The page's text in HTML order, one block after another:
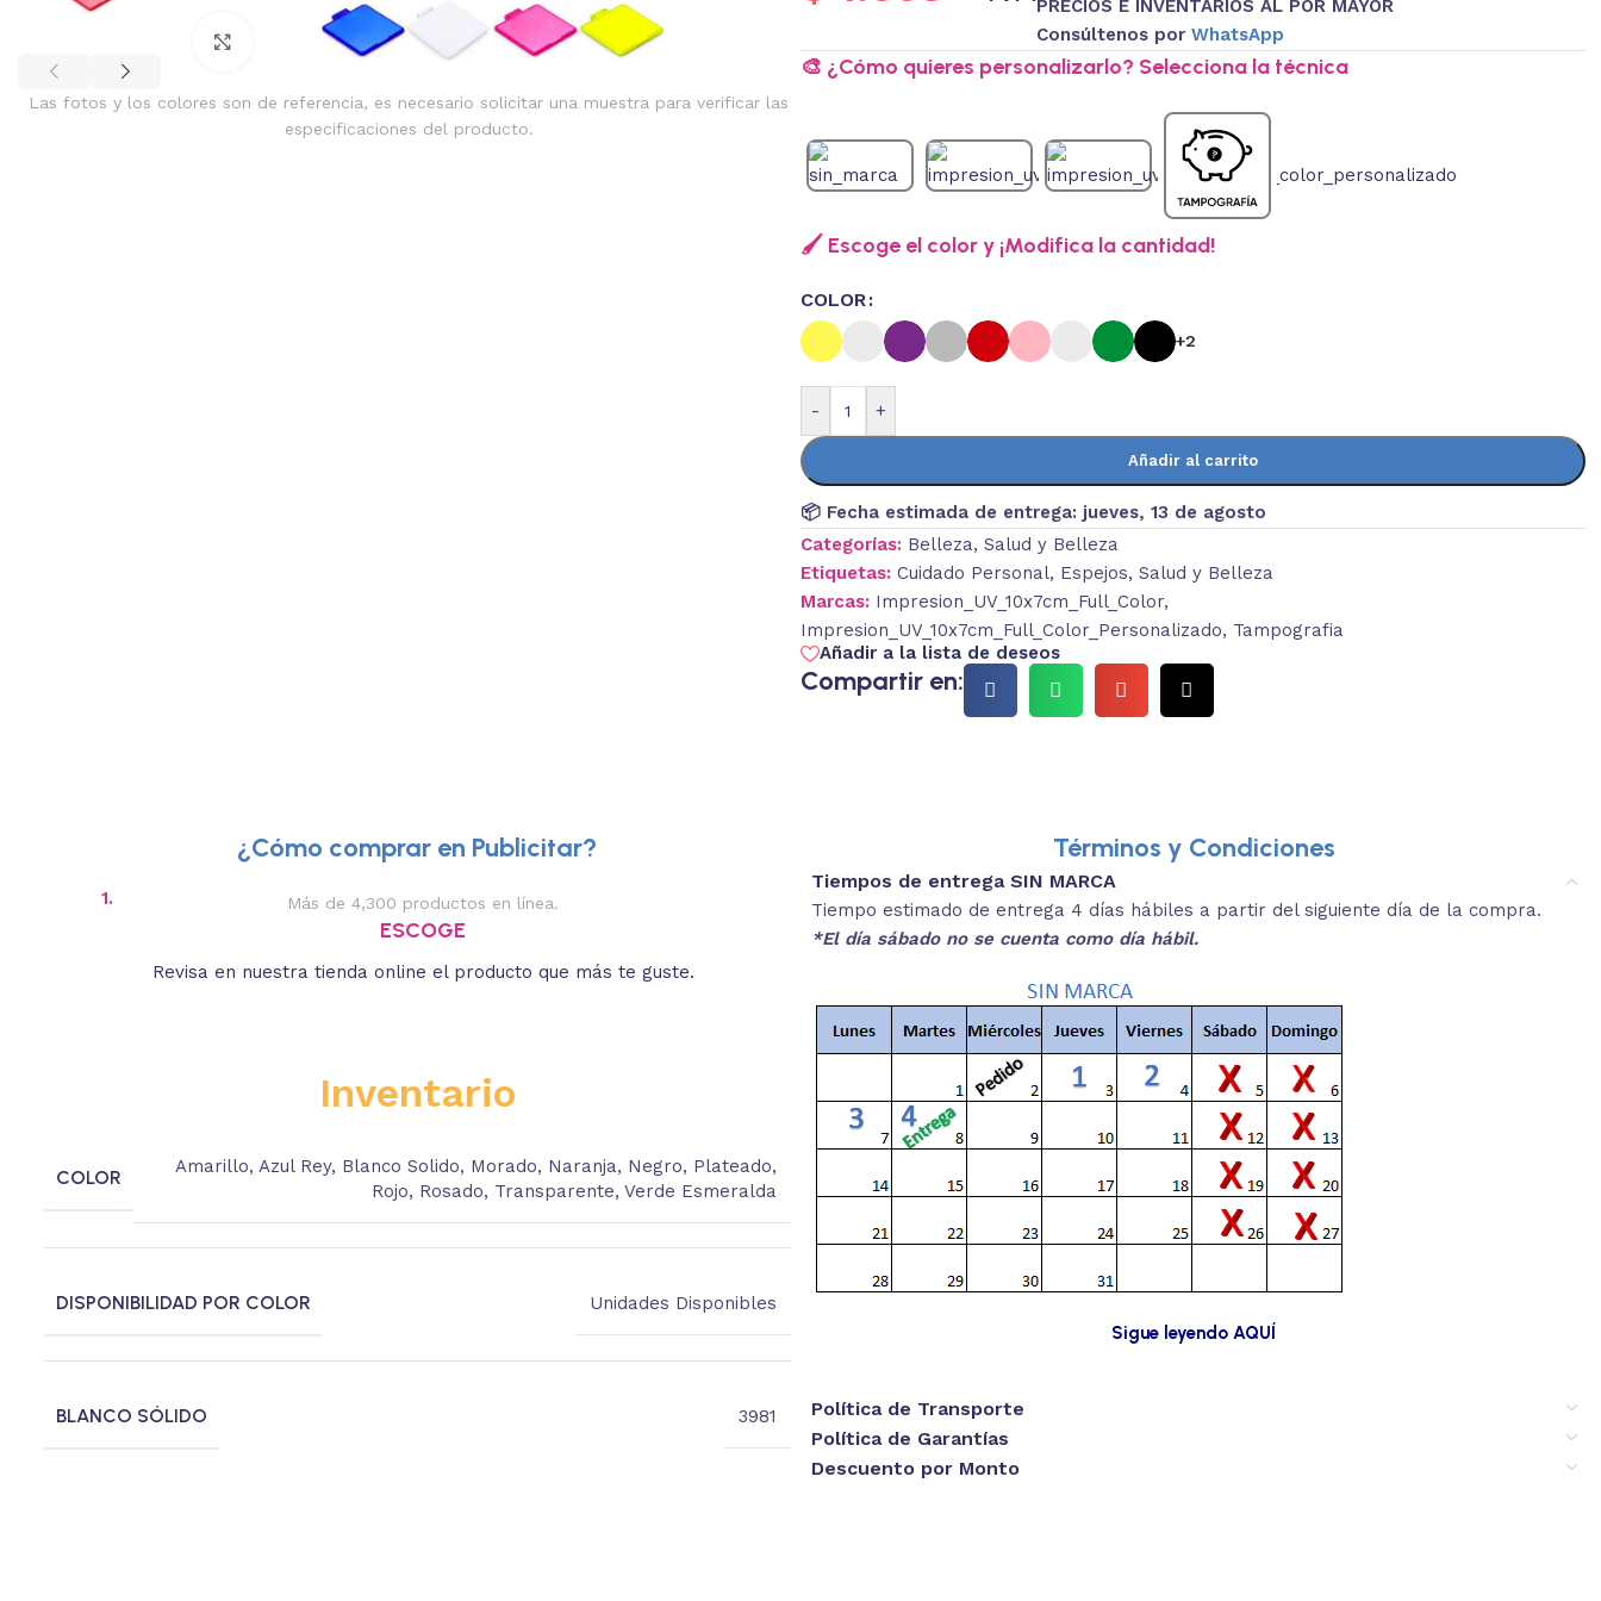
Clic para ampliar
Las fotos y los colores son de referencia, es necesario solicitar una muestra para verificar las
especificaciones del producto.
PRECIOS E INVENTARIOS AL POR MAYOR
Consúltenos por WhatsApp
🎨 ¿Cómo quieres personalizarlo? Selecciona la técnica
🖌️ Escoge el color y ¡Modifica la cantidad!
COLOR
+2
- +
Añadir al carrito
📦 Fecha estimada de entrega: jueves, 13 de agosto
Categorías: Belleza, Salud y Belleza
Etiquetas: Cuidado Personal, Espejos, Salud y Belleza
Marcas: Impresion_UV_10x7cm_Full_Color,
Impresion_UV_10x7cm_Full_Color_Personalizado, Tampografia
Añadir a la lista de deseos
Compartir en:
¿Cómo comprar en Publicitar?
1. Más de 4,300 productos en línea.
ESCOGE
Revisa en nuestra tienda online el producto que más te guste.
Descripciones breves y medidas aproximadas.
REVISA
estás buscando.
3.
Inventario
COLOR
Amarillo, Azul Rey, Blanco Solido, Morado, Naranja, Negro, Plateado,
Rojo, Rosado, Transparente, Verde Esmeralda
DISPONIBILIDAD POR COLOR Unidades Disponibles
BLANCO SÓLIDO 3981
Términos y Condiciones
Tiempos de entrega SIN MARCA
Tiempo estimado de entrega 4 días hábiles a partir del siguiente día de la compra.
*El día sábado no se cuenta como día hábil.
Sigue leyendo AQUÍ
Política de Transporte
Política de Garantías
Descuento por Monto